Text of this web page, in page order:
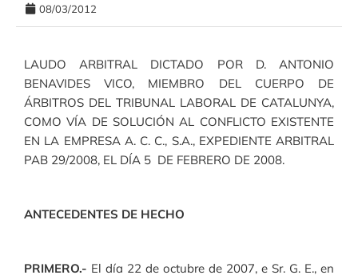
08/03/2012
LAUDO ARBITRAL DICTADO POR D. ANTONIO
BENAVIDES VICO, MIEMBRO DEL CUERPO DE
ÁRBITROS DEL TRIBUNAL LABORAL DE CATALUNYA,
COMO VÍA DE SOLUCIÓN AL CONFLICTO EXISTENTE
EN LA EMPRESA A. C. C., S.A., EXPEDIENTE ARBITRAL
PAB 29/2008, EL DÍA 5 DE FEBRERO DE 2008.
ANTECEDENTES DE HECHO
PRIMERO.- El día 22 de octubre de 2007, e Sr. G. E., en